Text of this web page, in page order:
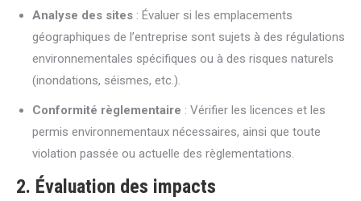
Analyse des sites : Évaluer si les emplacements
géographiques de l’entreprise sont sujets à des régulations
environnementales spécifiques ou à des risques naturels
(inondations, séismes, etc.).
Conformité règlementaire : Vérifier les licences et les
permis environnementaux nécessaires, ainsi que toute
violation passée ou actuelle des règlementations.
2. Évaluation des impacts